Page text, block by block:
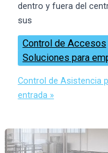
dentro y fuera del
sus
Control de Accesos
Soluciones para
Control de Asistencia
entrada »